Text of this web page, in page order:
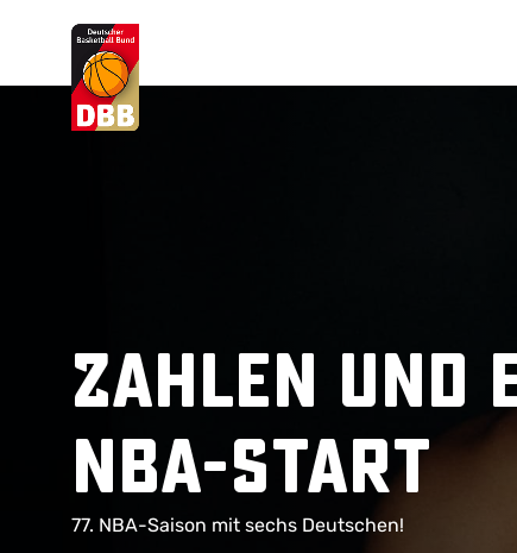
Suchvorschläge
Zahlen und
NBA-Start
77. NBA-Saison mit sechs Deutschen!